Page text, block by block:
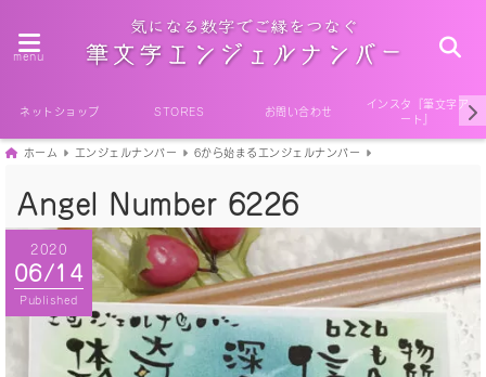
menu
ネットショップ STORES お問い合わせ
インスタ『筆文字ア
ート』
ホーム エンジェルナンバー 6から始まるエンジェルナンバー
Angel Number 6226
2020
06/14
Published